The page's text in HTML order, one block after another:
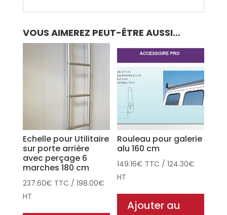
VOUS AIMEREZ PEUT-ÊTRE AUSSI…
Echelle pour Utilitaire
sur porte arrière
avec perçage 6
marches 180 cm
237.60€ TTC / 198.00€
HT
Rouleau pour galerie
alu 160 cm
149.16€ TTC /124.30€
HT
Ajouter au